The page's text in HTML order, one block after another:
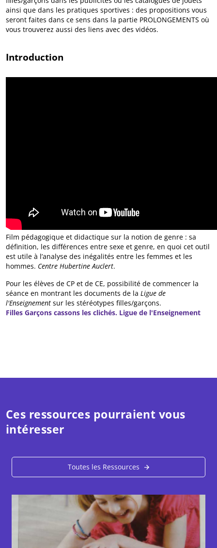
ainsi que dans les pratiques sportives : des propositions vous
seront faites dans ce sens dans la partie PROLONGEMENTS où
vous trouverez aussi des liens avec des vidéos.
Introduction
Film pédagogique et didactique sur la notion de genre : sa
définition, les différences entre sexe et genre, en quoi cet outil
est utile à l’analyse des inégalités entre les femmes et les
hommes. Centre Hubertine Auclert.
Pour les élèves de CP et de CE, possibilité de commencer la
séance en montrant les documents de la Ligue de
l'Enseignement sur les stéréotypes filles/garçons.
Filles Garçons cassons les clichés. Ligue de l'Enseignement
Ces ressources pourraient vous
intéresser
Toutes les Ressources